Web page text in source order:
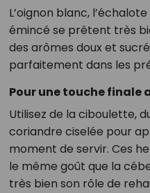
L’oignon blanc,
émincé se prêtent très
des arômes doux et
parfaitement dans les
Pour une touche finale
Utilisez de la ciboulette,
coriandre ciselée pour
moment de servir. Ces
le même goût que la
très bien son rôle de